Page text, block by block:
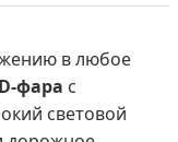
в любое
фара с
световой